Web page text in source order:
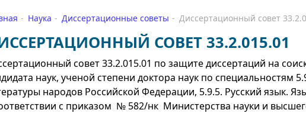
Наука Диссертационные советы Диссертационный совет
СОВЕТ 33.2.015.01
совет33.2.015.01 по защите диссертаций на
наук, ученой степени доктора наук по специальностям
народов Российской Федерации, 5.9.5. Русский язык.
с приказом № 582/нк Министерства науки и